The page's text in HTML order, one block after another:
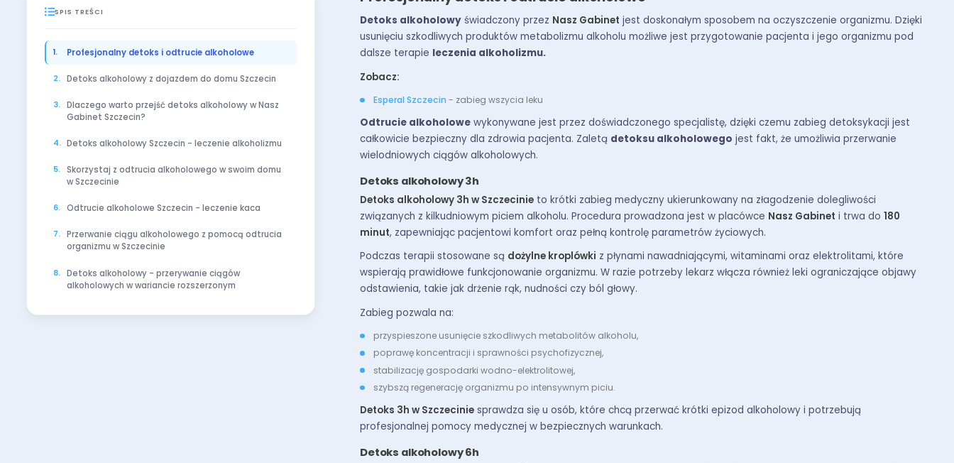
SPIS TREŚCI
Profesjonalny detoks i odtrucie alkoholowe
Detoks alkoholowy z dojazdem do domu Szczecin
Dlaczego warto przejść detoks alkoholowy w Nasz
Gabinet Szczecin?
Detoks alkoholowy Szczecin - leczenie alkoholizmu
Skorzystaj z odtrucia alkoholowego w swoim domu
w Szczecinie
Odtrucie alkoholowe Szczecin - leczenie kaca
Przerwanie ciągu alkoholowego z pomocą odtrucia
organizmu w Szczecinie
Detoks alkoholowy - przerywanie ciągów
alkoholowych w wariancie rozszerzonym
Detoks alkoholowy świadczony przez Nasz Gabinet jest doskonałym sposobem na oczyszczenie organizmu. Dzięki
usunięciu szkodliwych produktów metabolizmu alkoholu możliwe jest przygotowanie pacjenta i jego organizmu pod
dalsze terapie leczenia alkoholizmu.
Zobacz:
Esperal Szczecin - zabieg wszycia leku
Odtrucie alkoholowe wykonywane jest przez doświadczonego specjalistę, dzięki czemu zabieg detoksykacji jest
całkowicie bezpieczny dla zdrowia pacjenta. Zaletą detoksu alkoholowego jest fakt, że umożliwia przerwanie
wielodniowych ciągów alkoholowych.
Detoks alkoholowy 3h
Detoks alkoholowy 3h w Szczecinie to krótki zabieg medyczny ukierunkowany na złagodzenie dolegliwości
związanych z kilkudniowym piciem alkoholu. Procedura prowadzona jest w placówce Nasz Gabinet i trwa do 180
minut, zapewniając pacjentowi komfort oraz pełną kontrolę parametrów życiowych.
Podczas terapii stosowane są dożylne kroplówki z płynami nawadniającymi, witaminami oraz elektrolitami, które
wspierają prawidłowe funkcjonowanie organizmu. W razie potrzeby lekarz włącza również leki ograniczające objawy
odstawienia, takie jak drżenie rąk, nudności czy ból głowy.
Zabieg pozwala na:
przyspieszone usunięcie szkodliwych metabolitów alkoholu,
poprawę koncentracji i sprawności psychofizycznej,
stabilizację gospodarki wodno-elektrolitowej,
szybszą regenerację organizmu po intensywnym piciu.
Detoks 3h w Szczecinie sprawdza się u osób, które chcą przerwać krótki epizod alkoholowy i potrzebują
profesjonalnej pomocy medycznej w bezpiecznych warunkach.
Detoks alkoholowy 6h